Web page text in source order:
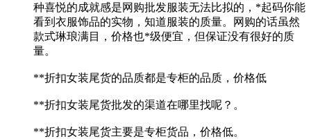
种喜悦的成就感是网购批发服装无法比拟的，*起码你能
看到衣服饰品的实物，知道服装的质量。网购的话虽然
款式琳琅满目，价格也*级便宜，但保证没有很好的质
量。
**折扣女装尾货的品质都是专柜的品质，价格低
**折扣女装尾货批发的渠道在哪里找呢？。
**折扣女装尾货主要是专柜货品，价格低。